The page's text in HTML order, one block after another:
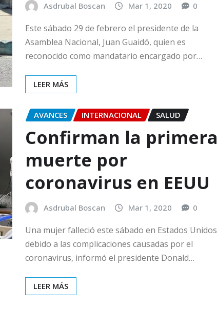
Asdrubal Boscan Mar 1, 2020 0
Este sábado 29 de febrero el presidente de la
Asamblea Nacional, Juan Guaidó, quien es
reconocido como mandatario encargado por…
LEER MÁS
AVANCES INTERNACIONAL SALUD
Confirman la primera
muerte por
coronavirus en EEUU
Asdrubal Boscan Mar 1, 2020 0
Una mujer falleció este sábado en Estados Unidos
debido a las complicaciones causadas por el
coronavirus, informó el presidente Donald…
LEER MÁS